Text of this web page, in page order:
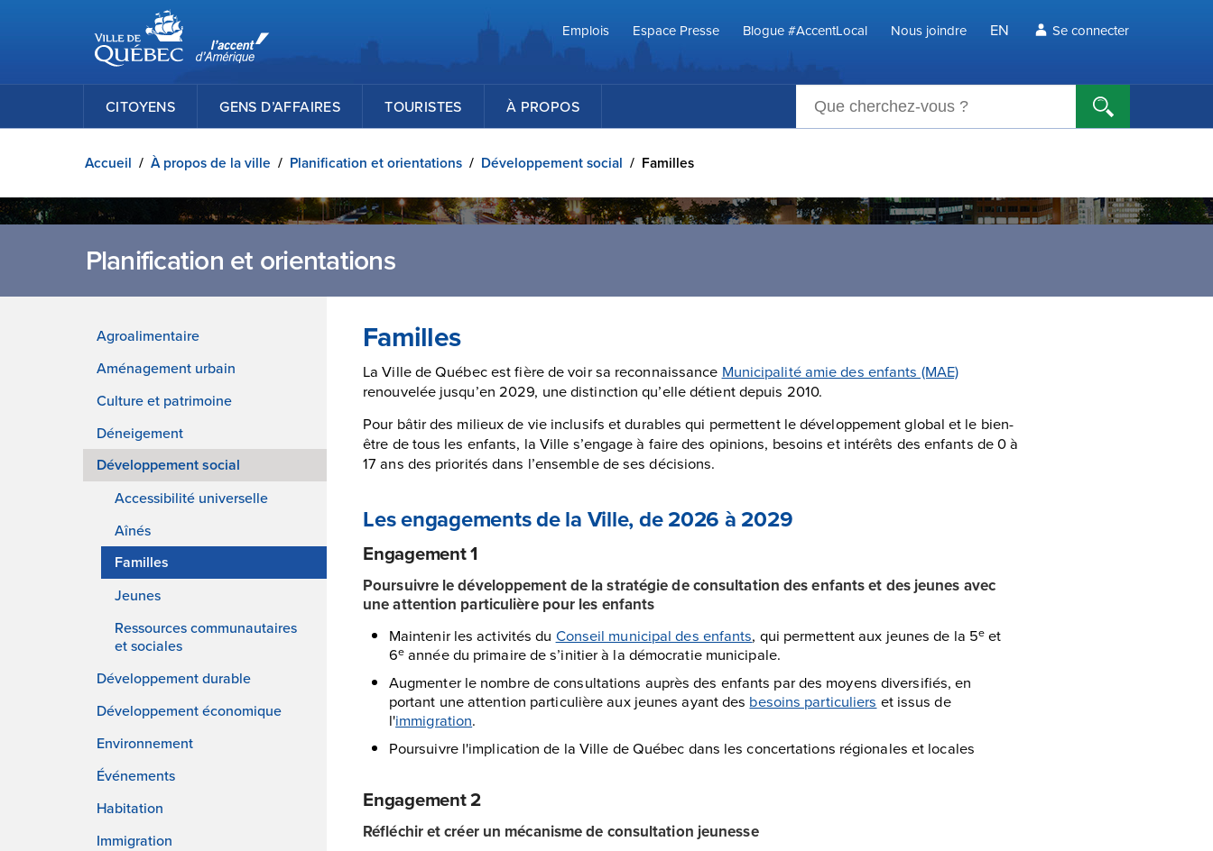
Passer au contenu principal
Ville de Québec
Emplois
Espace Presse Blogue #AccentLocal Nous joindre EN Se connecter
CITOYENS GENS D’AFFAIRES TOURISTES À PROPOS
Accueil / À propos de la ville / Planification et orientations / Développement social / Familles
Planification et orientations
Agroalimentaire
Aménagement urbain
Culture et patrimoine
Déneigement
Développement social
Accessibilité universelle
Aînés
Familles
Jeunes
Ressources communautaires
et sociales
Développement durable
Développement économique
Environnement
Événements
Habitation
Immigration
Familles
La Ville de Québec est fière de voir sa reconnaissance Municipalité amie des enfants (MAE)
renouvelée jusqu’en 2029, une distinction qu’elle détient depuis 2010.
Pour bâtir des milieux de vie inclusifs et durables qui permettent le développement global et le bien-
être de tous les enfants, la Ville s’engage à faire des opinions, besoins et intérêts des enfants de 0 à
17 ans des priorités dans l’ensemble de ses décisions.
Les engagements de la Ville, de 2026 à 2029
Engagement 1
Poursuivre le développement de la stratégie de consultation des enfants et des jeunes avec
une attention particulière pour les enfants
Maintenir les activités du Conseil municipal des enfants, qui permettent aux jeunes de la 5e et
6e année du primaire de s’initier à la démocratie municipale.
Augmenter le nombre de consultations auprès des enfants par des moyens diversifiés, en
portant une attention particulière aux jeunes ayant des besoins particuliers et issus de
l'immigration.
Poursuivre l'implication de la Ville de Québec dans les concertations régionales et locales
Engagement 2
Réfléchir et créer un mécanisme de consultation jeunesse